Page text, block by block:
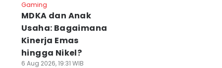
Gaming
MDKA dan Anak
Usaha: Bagaimana
Kinerja Emas
hingga Nikel?
6 Aug 2026, 19:31 WIB